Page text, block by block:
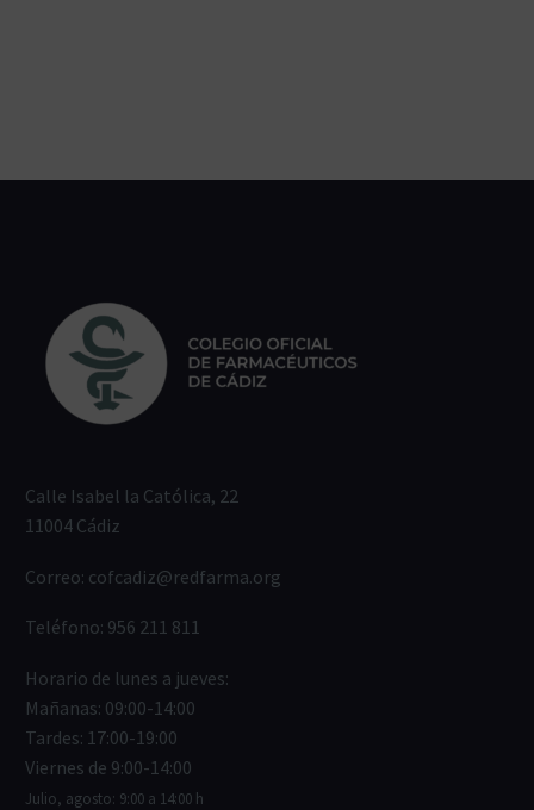
Calle Isabel la Católica, 22
11004 Cádiz
Correo: cofcadiz@redfarma.org
Teléfono: 956 211 811
Horario de lunes a jueves:
Mañanas: 09:00-14:00
Tardes: 17:00-19:00
Viernes de 9:00-14:00
Julio, agosto: 9:00 a 14:00 h